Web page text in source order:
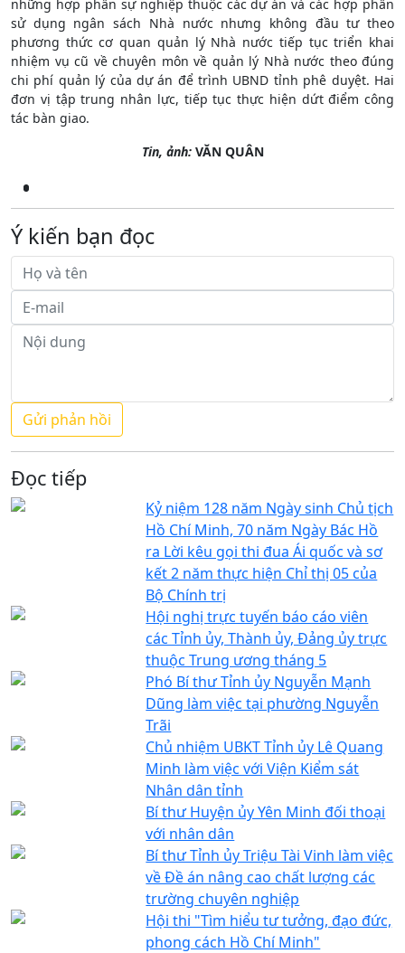
những hợp phần sự nghiệp thuộc các dự án và các hợp phần
sử dụng ngân sách Nhà nước nhưng không đầu tư theo
phương thức cơ quan quản lý Nhà nước tiếp tục triển khai
nhiệm vụ cũ về chuyên môn về quản lý Nhà nước theo đúng
chi phí quản lý của dự án để trình UBND tỉnh phê duyệt. Hai
đơn vị tập trung nhân lực, tiếp tục thực hiện dứt điểm công
tác bàn giao.
Tin, ảnh: VĂN QUÂN
Ý kiến bạn đọc
Đọc tiếp
Kỷ niệm 128 năm Ngày sinh Chủ tịch
Hồ Chí Minh, 70 năm Ngày Bác Hồ
ra Lời kêu gọi thi đua Ái quốc và sơ
kết 2 năm thực hiện Chỉ thị 05 của
Bộ Chính trị
Hội nghị trực tuyến báo cáo viên
các Tỉnh ủy, Thành ủy, Đảng ủy trực
thuộc Trung ương tháng 5
Phó Bí thư Tỉnh ủy Nguyễn Mạnh
Dũng làm việc tại phường Nguyễn
Trãi
Chủ nhiệm UBKT Tỉnh ủy Lê Quang
Minh làm việc với Viện Kiểm sát
Nhân dân tỉnh
Bí thư Huyện ủy Yên Minh đối thoại
với nhân dân
Bí thư Tỉnh ủy Triệu Tài Vinh làm việc
về Đề án nâng cao chất lượng các
trường chuyên nghiệp
Hội thi "Tìm hiểu tư tưởng, đạo đức,
phong cách Hồ Chí Minh"